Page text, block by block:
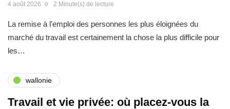
4 août 2026 2 Minute(s) de lecture
La remise à l’emploi des personnes les plus éloignées du
marché du travail est certainement la chose la plus difficile pour
les…
wallonie
Travail et vie privée: où placez-vous la